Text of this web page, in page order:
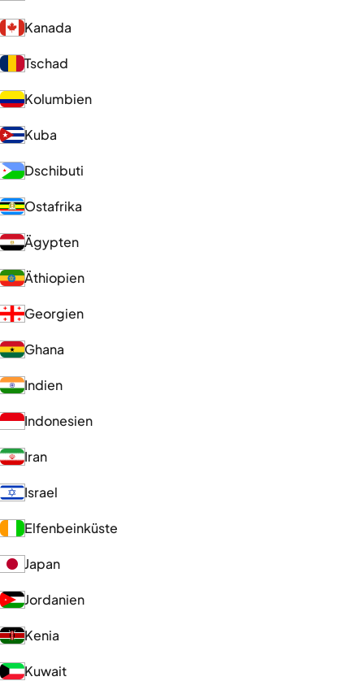
Kanada
Tschad
Kolumbien
Kuba
Dschibuti
Ostafrika
Ägypten
Äthiopien
Georgien
Ghana
Indien
Indonesien
Iran
Israel
Elfenbeinküste
Japan
Jordanien
Kenia
Kuwait